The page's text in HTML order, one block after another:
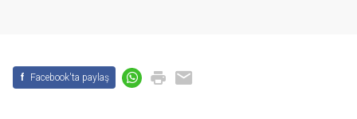
f Facebook'ta paylaş